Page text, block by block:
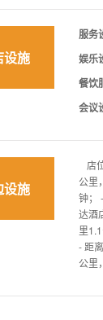
设施
服务
娱乐
餐饮
会议
设施
店
公里
钟；
达酒
里
- 距
公里